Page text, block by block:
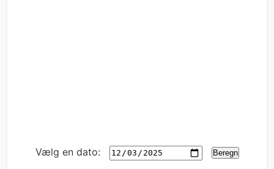
Vælg en dato: Beregn